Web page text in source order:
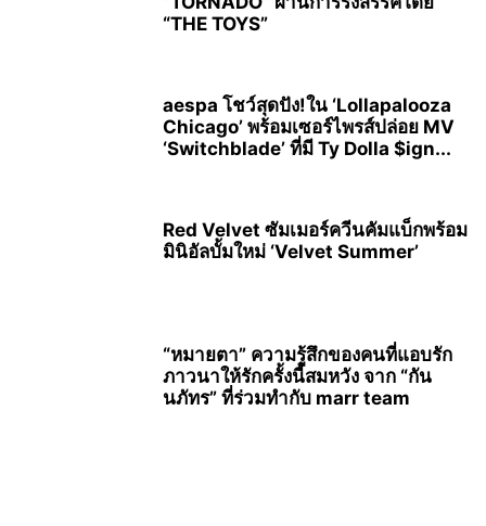
“THE TOYS”
aespa โชว์สุดปัง!ใน ‘Lollapalooza
Chicago’ พร้อมเซอร์ไพรส์ปล่อย MV
‘Switchblade’ ที่มี Ty Dolla $ign...
Red Velvet ซัมเมอร์ควีนคัมแบ็กพร้อม
มินิอัลบั้มใหม่ ‘Velvet Summer’
“หมายตา” ความรู้สึกของคนที่แอบรัก
ภาวนาให้รักครั้งนี้สมหวัง จาก “กัน
นภัทร” ที่ร่วมทำกับ marr team